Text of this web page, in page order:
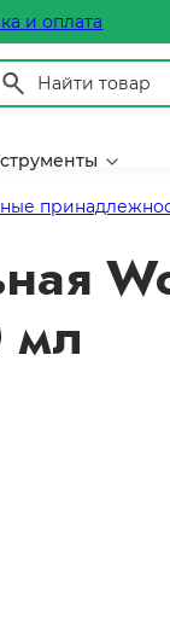
и оплата
мл